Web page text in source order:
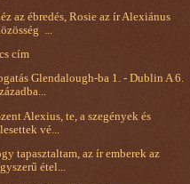
az ébredés, Rosie az ír Alexiánus
...
cím
Glendalough-ba 1. - Dublin A 6.
Alexius, te, a szegények és
vé...
tapasztaltam, az ír emberek az
étel...